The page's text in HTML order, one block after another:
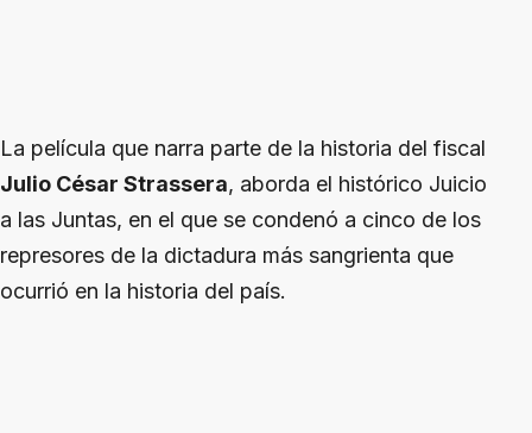
La película que narra parte de la historia del fiscal
Julio César Strassera, aborda el histórico Juicio
a las Juntas, en el que se condenó a cinco de los
represores de la dictadura más sangrienta que
ocurrió en la historia del país.